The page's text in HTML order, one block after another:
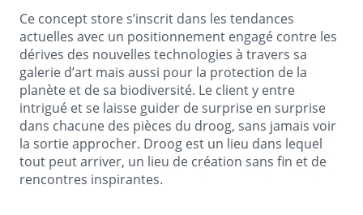
Ce concept store s’inscrit dans les tendances
actuelles avec un positionnement engagé contre les
dérives des nouvelles technologies à travers sa
galerie d’art mais aussi pour la protection de la
planète et de sa biodiversité. Le client y entre
intrigué et se laisse guider de surprise en surprise
dans chacune des pièces du droog, sans jamais voir
la sortie approcher. Droog est un lieu dans lequel
tout peut arriver, un lieu de création sans fin et de
rencontres inspirantes.